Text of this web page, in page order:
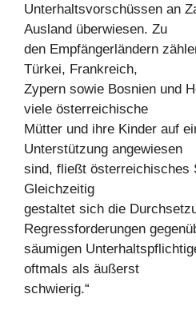
Unterhaltsvorschüssen an
Ausland überwiesen. Zu
den Empfängerländern
Türkei, Frankreich,
Zypern sowie Bosnien und
viele österreichische
Mütter und ihre Kinder auf
Unterstützung angewiesen
sind, fließt österreichisches
Gleichzeitig
gestaltet sich die
Regressforderungen
säumigen
oftmals als äußerst
schwierig.“